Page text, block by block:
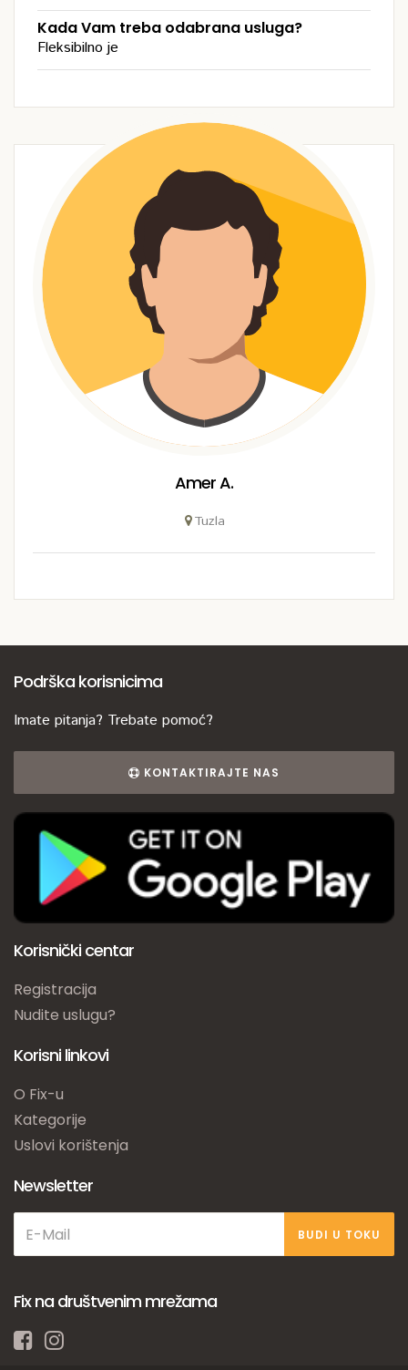
Kada Vam treba odabrana usluga?
Fleksibilno je
Amer A.
Tuzla
Podrška korisnicima
Imate pitanja? Trebate pomoć?
KONTAKTIRAJTE NAS
Korisnički centar
Registracija
Nudite uslugu?
Korisni linkovi
O Fix-u
Kategorije
Uslovi korištenja
Newsletter
BUDI U TOKU
Fix na društvenim mrežama